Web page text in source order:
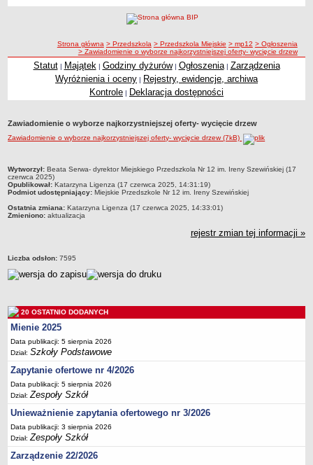
Zespoły Szkół
Techniczne Zakłady Naukowe
ARCHIWUM SZKÓŁ I PLACÓWEK
Zlikwidowane gimnazja
Wielofunkcyjna Placówka
SPECJALNE OŚRODKI SZKOLNO-WYCHOWAWCZE
Specjalny Ośrodek nr 1
Dane podstawowe
Statut
Godziny dyżurów
Ogłoszenie
Zarządzenia
Kontrole
Rejestry, ewidencje, archiwa
Sprawozdania
Deklaracja dostępności
PORADNIE PSYCHOLOGICZNO-PEDAGOGICZNE
Zespół Poradni
ścieżka nawigacji
Strona główna > Przedszkola > Przedszkola Miejskie > mp12 > Ogłoszenia
> Zawiadomienie o wyborze najkorzystniejszej oferty- wycięcie drzew
Statut| Majątek | Godziny dyżurów| Ogłoszenia| Zarządzenia
Wyróżnienia i oceny | Rejestry, ewidencje, archiwa
Kontrole | Deklaracja dostępności
Zawiadomienie o wyborze najkorzystniejszej oferty- wycięcie drzew
Zawiadomienie o wyborze najkorzystniejszej oferty- wycięcie drzew (7kB)
metryczka
Wytworzył: Beata Serwa- dyrektor Miejskiego Przedszkola Nr 12 im. Ireny Szewińskiej (17
czerwca 2025)
Opublikował: Katarzyna Ligenza (17 czerwca 2025, 14:31:19)
Podmiot udostępniający: Miejskie Przedszkole Nr 12 im. Ireny Szewińskiej
Ostatnia zmiana: Katarzyna Ligenza (17 czerwca 2025, 14:33:01)
Zmieniono: aktualizacja
rejestr zmian tej informacji »
Liczba odsłon: 7595
20 OSTATNIO DODANYCH
Mienie 2025
Data publikacji: 5 sierpnia 2026
Dział:Szkoły Podstawowe
Zapytanie ofertowe nr 4/2026
Data publikacji: 5 sierpnia 2026
Dział:Zespoły Szkół
Unieważnienie zapytania ofertowego nr 3/2026
Data publikacji: 3 sierpnia 2026
Dział:Zespoły Szkół
Zarządzenie 22/2026